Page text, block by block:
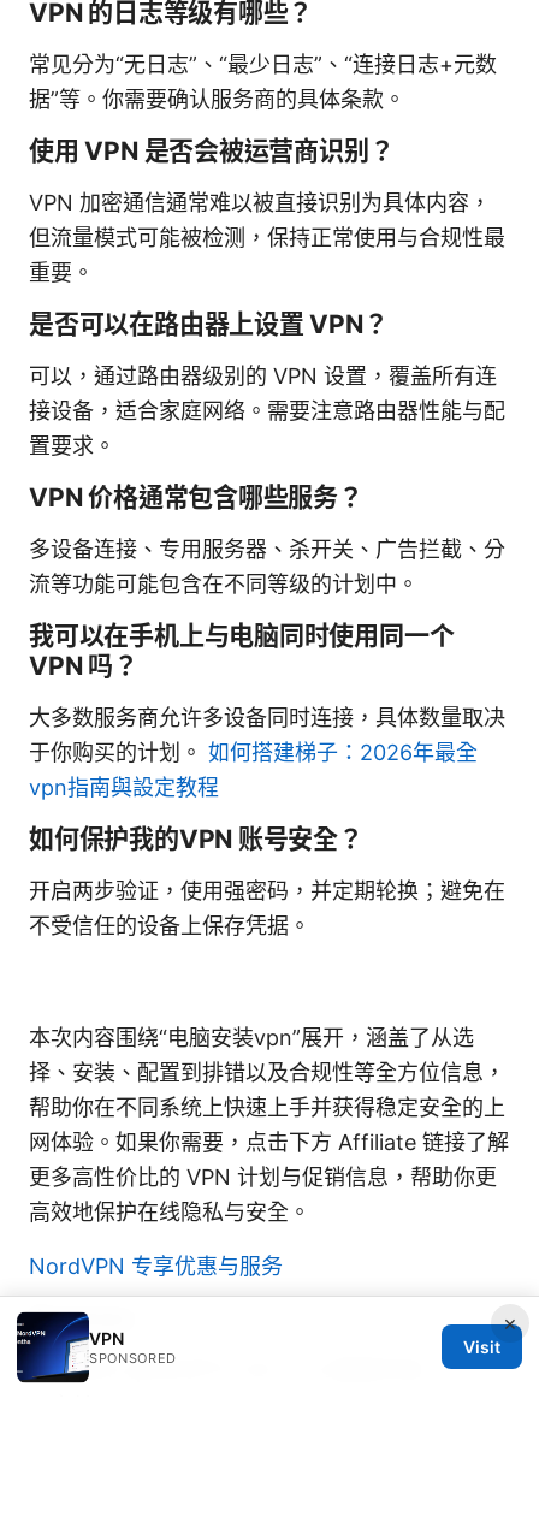
VPN 的日志等级有哪些？
常见分为“无日志”、“最少日志”、“连接日志+元数
据”等。你需要确认服务商的具体条款。
使用 VPN 是否会被运营商识别？
VPN 加密通信通常难以被直接识别为具体内容，
但流量模式可能被检测，保持正常使用与合规性最
重要。
是否可以在路由器上设置 VPN？
可以，通过路由器级别的 VPN 设置，覆盖所有连
接设备，适合家庭网络。需要注意路由器性能与配
置要求。
VPN 价格通常包含哪些服务？
多设备连接、专用服务器、杀开关、广告拦截、分
流等功能可能包含在不同等级的计划中。
我可以在手机上与电脑同时使用同一个
VPN 吗？
大多数服务商允许多设备同时连接，具体数量取决
于你购买的计划。 如何搭建梯子：2026年最全
vpn指南與設定教程
如何保护我的VPN 账号安全？
开启两步验证，使用强密码，并定期轮换；避免在
不受信任的设备上保存凭据。
本次内容围绕“电脑安装vpn”展开，涵盖了从选
择、安装、配置到排错以及合规性等全方位信息，
帮助你在不同系统上快速上手并获得稳定安全的上
网体验。如果你需要，点击下方 Affiliate 链接了解
更多高性价比的 VPN 计划与促销信息，帮助你更
高效地保护在线隐私与安全。
NordVPN 专享优惠与服务
Sources:
Hamachi vpnのダウンロードと設定方法：ゲーマ
×
VPN
SPONSORED
Visit